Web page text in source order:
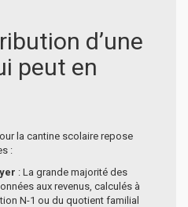
d’une
peut en
la cantine scolaire repose
:
: La grande majorité des
aux revenus, calculés à
N-1 ou du quotient familial